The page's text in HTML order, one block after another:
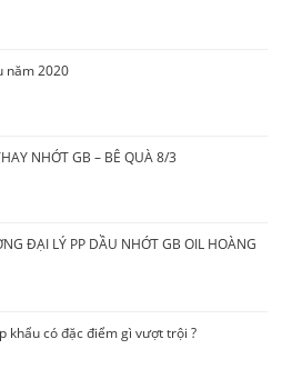
năm 2020
NHỚT GB – BÊ QUÀ 8/3
ĐẠI LÝ PP DẦU NHỚT GB OIL HOÀNG
khẩu có đặc điểm gì vượt trội ?